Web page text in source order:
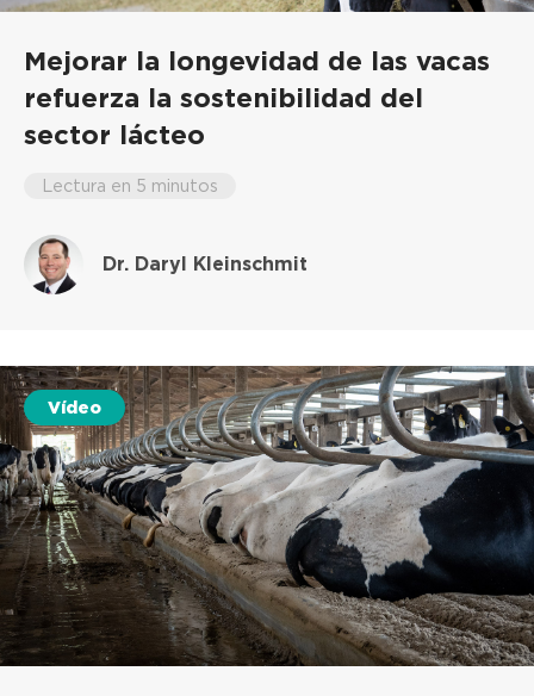
Mejorar la longevidad de las vacas
refuerza la sostenibilidad del
sector lácteo
Lectura en 5 minutos
Dr. Daryl Kleinschmit
Vídeo